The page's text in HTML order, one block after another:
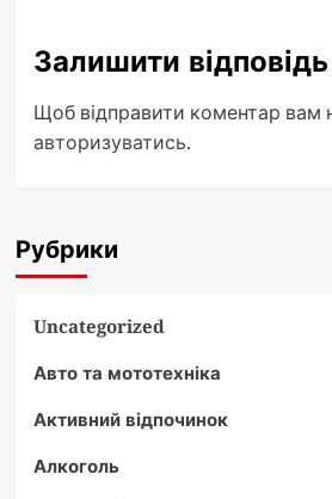
Залишити відповідь
Щоб відправити коментар вам
авторизуватись.
Рубрики
Uncategorized
Авто та мототехніка
Активний відпочинок
Алкоголь